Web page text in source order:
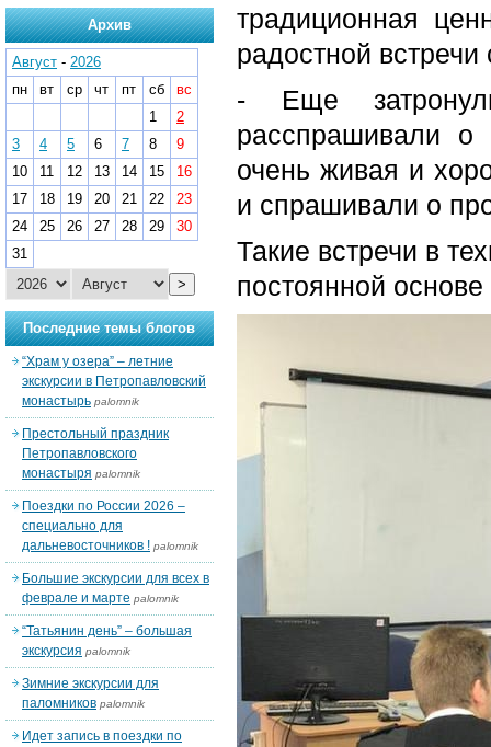
традиционная
радостной
- Еще
расспрашивали о
очень живая и
и спрашивали о
Такие встречи в
постоянной основе
Архив
Август - 2026
пн
вт ср чт пт сб
вс
1
2
3
4 5 6 7 8
9
10
11 12 13 14 15
16
17
18 19 20 21 22
23
24
25 26 27 28 29
30
31
>
Последние темы блогов
“Храм у озера” – летние
экскурсии в Петропавловский
монастырь palomnik
Престольный праздник
Петропавловского
монастыря palomnik
Поездки по России 2026 –
специально для
дальневосточников ! palomnik
Большие экскурсии для всех в
феврале и марте palomnik
“Татьянин день” – большая
экскурсия palomnik
Зимние экскурсии для
паломников palomnik
Идет запись в поездки по